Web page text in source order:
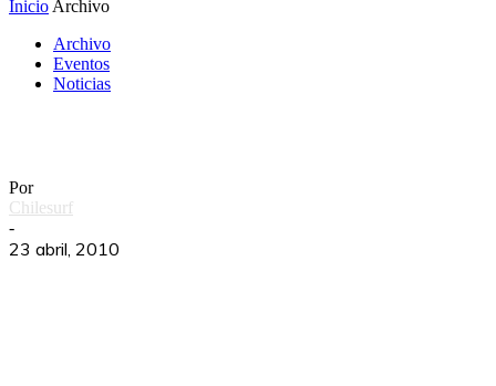
Inicio Archivo
Archivo
Eventos
Noticias
Por
Chilesurf
-
23 abril, 2010